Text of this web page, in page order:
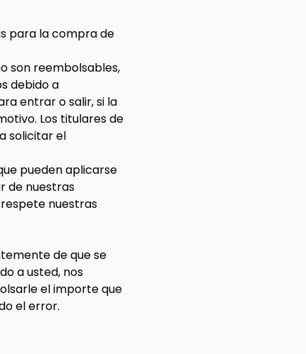
para la compra de
son reembolsables,
debido a
entrar o salir, si la
Los titulares de
solicitar el
pueden aplicarse
de nuestras
nuestras
de que se
a usted, nos
el importe que
el error.